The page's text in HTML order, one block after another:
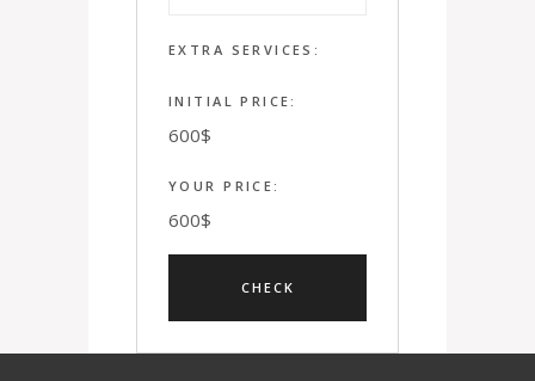
EXTRA SERVICES:
INITIAL PRICE:
600$
YOUR PRICE:
600$